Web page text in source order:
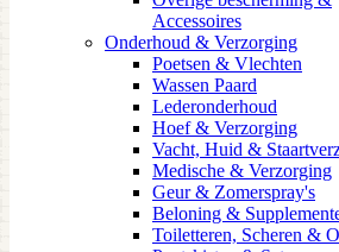
Accessoires
Onderhoud & Verzorging
Poetsen & Vlechten
Wassen Paard
Lederonderhoud
Hoef & Verzorging
Vacht, Huid &
Medische & Verzorging
Geur & Zomerspray's
Beloning &
Toiletteren, Scheren &